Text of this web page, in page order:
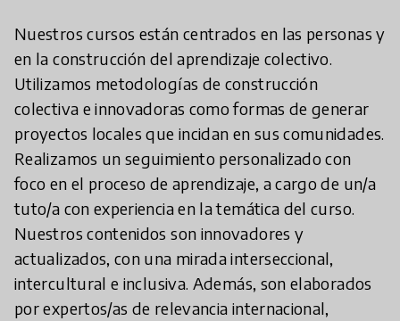
Nuestros cursos están centrados en las personas y
en la construcción del aprendizaje colectivo.
Utilizamos metodologías de construcción
colectiva e innovadoras como formas de generar
proyectos locales que incidan en sus comunidades.
Realizamos un seguimiento personalizado con
foco en el proceso de aprendizaje, a cargo de un/a
tuto/a con experiencia en la temática del curso.
Nuestros contenidos son innovadores y
actualizados, con una mirada interseccional,
intercultural e inclusiva. Además, son elaborados
por expertos/as de relevancia internacional,